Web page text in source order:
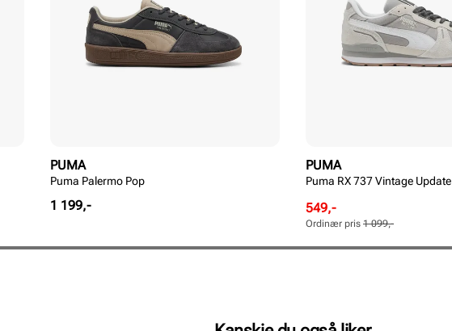
PUMA
Puma Palermo Pop
Pris
1 199,-
PUMA
Puma RX 737 Vintage Update
Rabattert
pris
Pris
549,-
Ordinær
pris
Pris
Ordinær pris 1 099,-